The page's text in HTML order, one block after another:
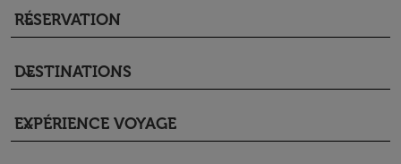
RÉSERVATION
keyboard_arrow_down
DESTINATIONS
keyboard_arrow_down
EXPÉRIENCE VOYAGE
keyboard_arrow_down